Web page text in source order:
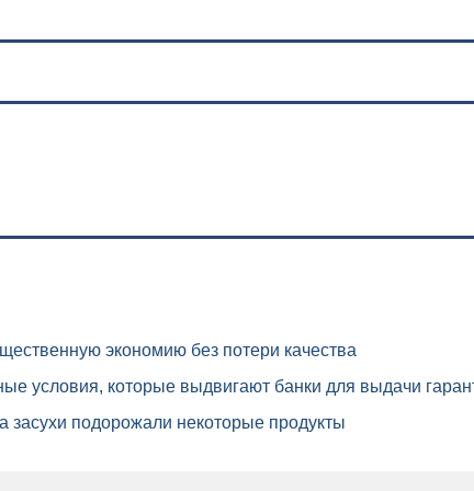
экономию без потери качества
условия, которые выдвигают банки для выдачи
засухи подорожали некоторые продукты